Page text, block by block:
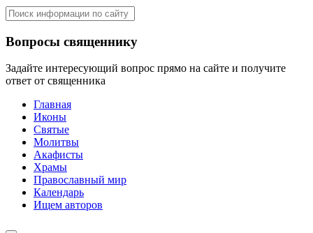
Вопросы священнику
Задайте интересующий вопрос прямо на сайте и получите
ответ от священника
Главная
Иконы
Святые
Молитвы
Акафисты
Храмы
Православный мир
Календарь
Ищем авторов